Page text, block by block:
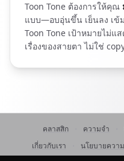
Toon Tone ต้องการให้คุณ
แบบ—อบอุ่นขึ้น เย็นลง เข้
Toon Tone เป้าหมายไม่แ
เรื่องของสายตา ไม่ใช่
คลาสสิก ความจำ
เกี่ยวกับเรา
นโยบายควา
©2026ToonTone